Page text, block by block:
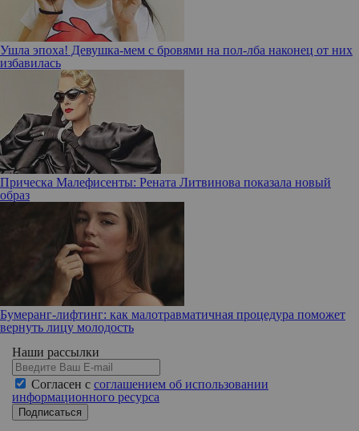
Ушла эпоха! Девушка-мем с бровями на пол-лба наконец от них
избавилась
Прическа Малефисенты: Рената Литвинова показала новый
образ
Бумеранг-лифтинг: как малотравматичная процедура поможет
вернуть лицу молодость
Наши рассылки
Согласен с соглашением об использовании
информационного ресурса
Подписаться